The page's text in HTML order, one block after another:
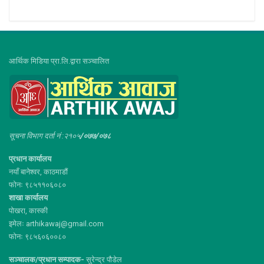
आर्थिक मिडिया प्रा.लि.द्वारा सञ्चालित
सूचना विभाग दर्ता नं :२१०५/०७७/०७८
प्रधान कार्यालय
नयाँ बानेश्वर, काठमाडौं
फोनः ९८५११०६०८०
शाखा कार्यालय
पोखरा, कास्की
इमेलः arthikawaj@gmail.com
फोनः ९८५६०६००८०
सञ्चालक/प्रधान सम्पादक- सुरेन्द्र पौडेल